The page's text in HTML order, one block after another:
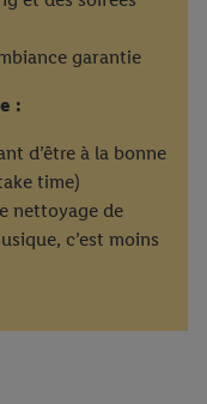
garantie
:
d’être à la bonne
time)
nettoyage de
c’est moins